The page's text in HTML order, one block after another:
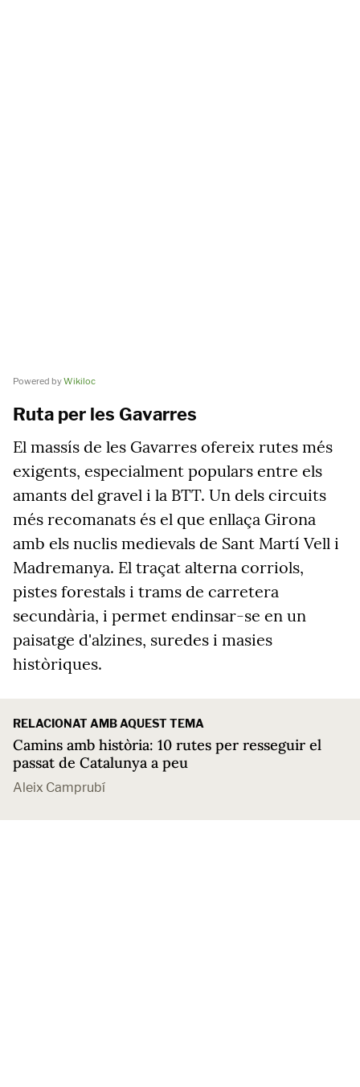
Powered byWikiloc
Ruta per les Gavarres
El massís de les Gavarres ofereix rutes més
exigents, especialment populars entre els
amants del gravel i la BTT. Un dels circuits
més recomanats és el que enllaça Girona
amb els nuclis medievals de Sant Martí Vell i
Madremanya. El traçat alterna corriols,
pistes forestals i trams de carretera
secundària, i permet endinsar-se en un
paisatge d'alzines, suredes i masies
històriques.
RELACIONAT AMB AQUEST TEMA
Camins amb història: 10 rutes per resseguir el
passat de Catalunya a peu
Aleix Camprubí